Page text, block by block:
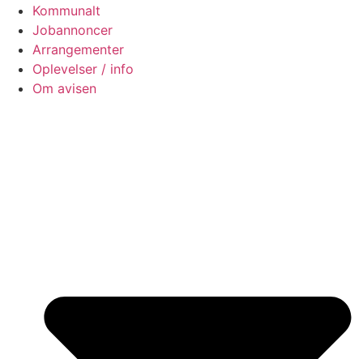
Kommunalt
Jobannoncer
Arrangementer
Oplevelser / info
Om avisen